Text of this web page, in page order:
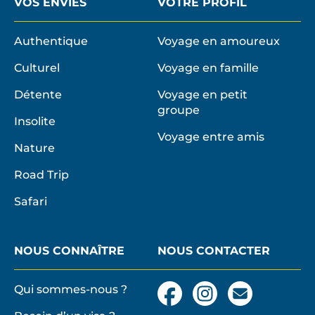
Authentique
Culturel
Détente
Insolite
Nature
Road Trip
Safari
Voyage en amoureux
Voyage en famille
Voyage en petit
groupe
Voyage entre amis
NOUS CONNAÎTRE
Qui sommes-nous ?
NOUS CONTACTER
FacebookInstagram
Nous
contacter